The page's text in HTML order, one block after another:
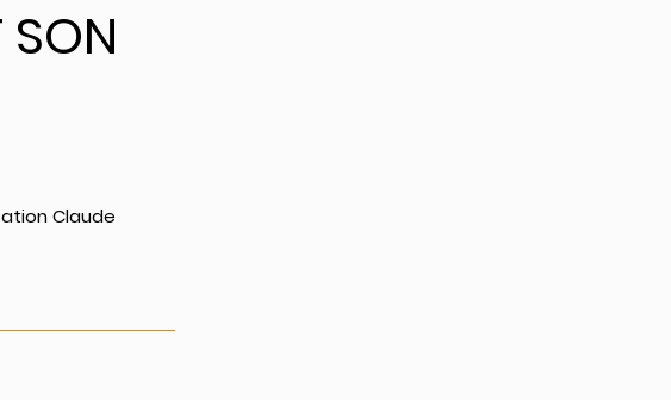
SON
Claude